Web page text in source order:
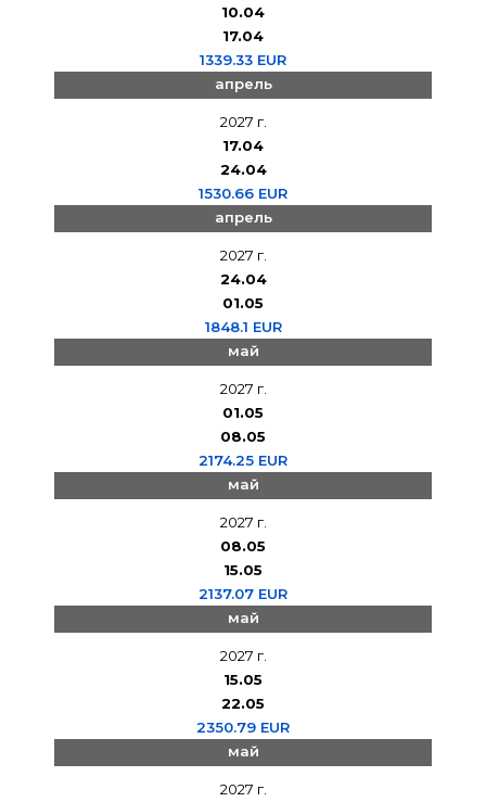
10.04
17.04
1339.33 EUR
апрель
2027 г.
17.04
24.04
1530.66 EUR
апрель
2027 г.
24.04
01.05
1848.1 EUR
май
2027 г.
01.05
08.05
2174.25 EUR
май
2027 г.
08.05
15.05
2137.07 EUR
май
2027 г.
15.05
22.05
2350.79 EUR
май
2027 г.